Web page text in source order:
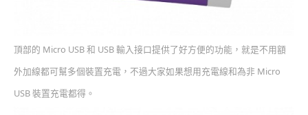
頂部的 Micro USB 和 USB 輸入接口提供了好方便的功能，就是不用額
外加線都可幫多個裝置充電，不過大家如果想用充電線和為非 Micro
USB 裝置充電都得。